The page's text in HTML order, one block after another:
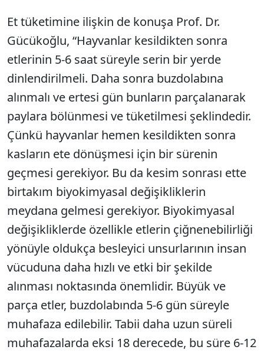
Et tüketimine ilişkin de konuşa Prof. Dr.
Gücükoğlu, “Hayvanlar kesildikten sonra
etlerinin 5-6 saat süreyle serin bir yerde
dinlendirilmeli. Daha sonra buzdolabına
alınmalı ve ertesi gün bunların parçalanarak
paylara bölünmesi ve tüketilmesi şeklindedir.
Çünkü hayvanlar hemen kesildikten sonra
kasların ete dönüşmesi için bir sürenin
geçmesi gerekiyor. Bu da kesim sonrası ette
birtakım biyokimyasal değişikliklerin
meydana gelmesi gerekiyor. Biyokimyasal
değişikliklerde özellikle etlerin çiğnenebilirliği
yönüyle oldukça besleyici unsurlarının insan
vücuduna daha hızlı ve etki bir şekilde
alınması noktasında önemlidir. Büyük ve
parça etler, buzdolabında 5-6 gün süreyle
muhafaza edilebilir. Tabii daha uzun süreli
muhafazalarda eksi 18 derecede, bu süre 6-12